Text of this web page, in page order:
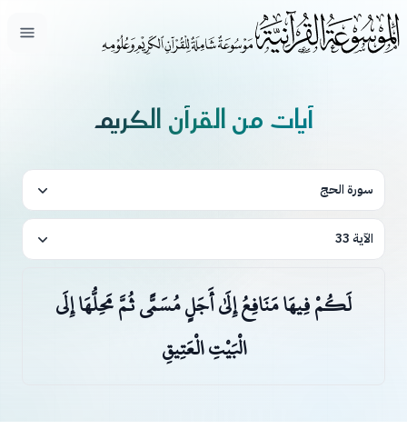
فتح
آيات من القرآن الكريم
سورة الحج
الآية 33
لَكُمْ فِيهَا مَنَافِعُ إِلَىٰ أَجَلٍ مُسَمًّى ثُمَّ مَحِلُّهَا إِلَى
الْبَيْتِ الْعَتِيقِ